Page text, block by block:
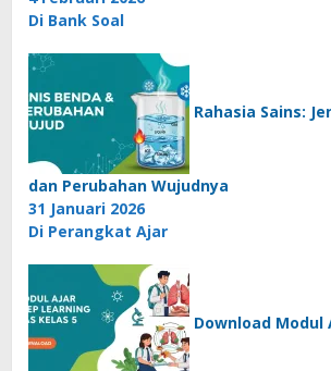
Di Bank Soal
Rahasia Sains:
dan Perubahan Wujudnya
31 Januari 2026
Di Perangkat Ajar
Download Modul